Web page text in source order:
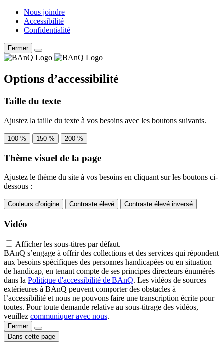
Nous joindre
Accessibilité
Confidentialité
Fermer
Options d’accessibilité
Taille du texte
Ajustez la taille du texte à vos besoins avec les boutons suivants.
100 % 150 % 200 %
Thème visuel de la page
Ajustez le thème du site à vos besoins en cliquant sur les boutons ci-
dessous :
Couleurs d’origine Contraste élevé Contraste élevé inversé
Vidéo
Afficher les sous-titres par défaut.
BAnQ s’engage à offrir des collections et des services qui répondent
aux besoins spécifiques des personnes handicapées ou en situation
de handicap, en tenant compte de ses principes directeurs énumérés
dans la Politique d'accessibilité de BAnQ. Les vidéos de sources
extérieures à BAnQ peuvent comporter des obstacles à
l’accessibilité et nous ne pouvons faire une transcription écrite pour
toutes. Pour toute demande relative au sous-titrage des vidéos,
veuillez communiquer avec nous.
Fermer
Dans cette page